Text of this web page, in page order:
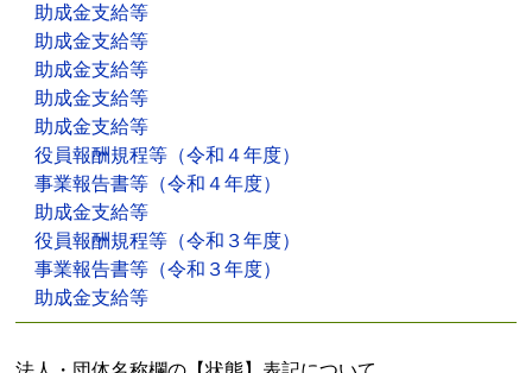
助成金支給等
助成金支給等
助成金支給等
助成金支給等
助成金支給等
役員報酬規程等（令和４年度）
事業報告書等（令和４年度）
助成金支給等
役員報酬規程等（令和３年度）
事業報告書等（令和３年度）
助成金支給等